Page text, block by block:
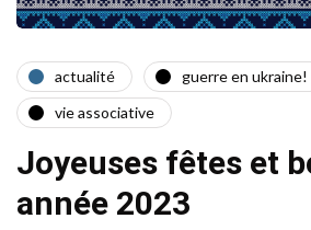
actualité
guerre en ukraine!
vie associative
Joyeuses fêtes et
année 2023